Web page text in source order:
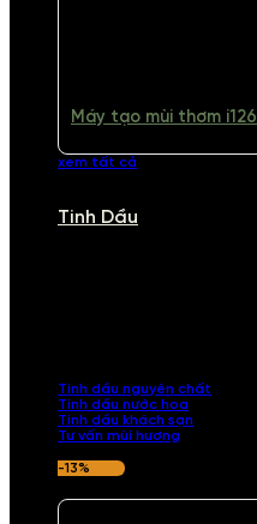
Máy tạo mùi thơm i126
xem tất cả
Tinh Dầu
Tinh dầu nguyên chất
Tinh dầu nước hoa
Tinh dầu khách sạn
Tư vấn mùi hương
-13%